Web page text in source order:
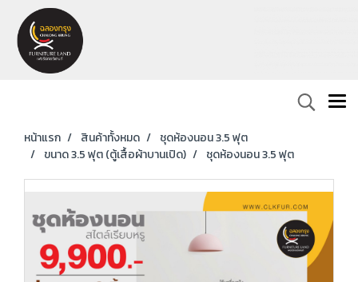
หน้าแรก สินค้าทั้งหมด
ชุดห้องนอน 3.5 ฟุต
ขนาด 3.5 ฟุต (ตู้เสื้อผ้าบานเปิด)
ชุดห้องนอน 3.5 ฟุต